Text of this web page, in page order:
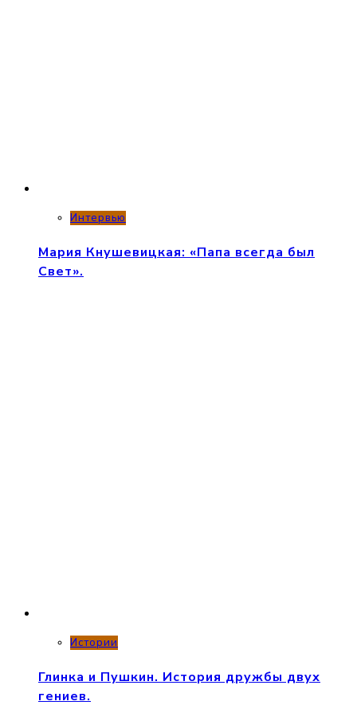
Интервью
Мария Кнушевицкая: «Папа всегда был
Свет».
Истории
Глинка и Пушкин. История дружбы двух
гениев.